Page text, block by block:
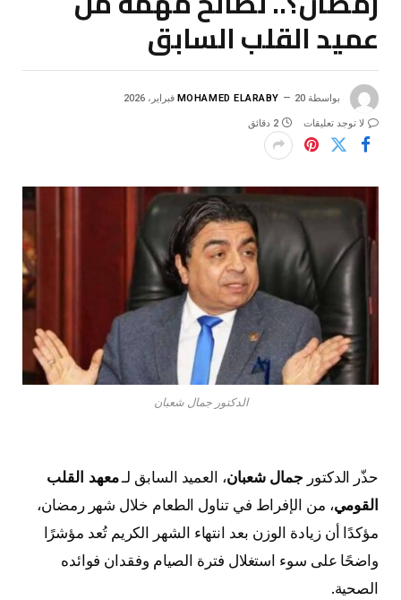
عميد القلب السابق
بواسطة MOHAMED ELARABY 20 فبراير، 2026
لا توجد تعليقات 2 دقائق
الدكتور جمال شعبان
حذّر الدكتور جمال شعبان، العميد السابق لـمعهد القلب
القومي، من الإفراط في تناول الطعام خلال شهر رمضان،
مؤكدًا أن زيادة الوزن بعد انتهاء الشهر الكريم تُعد مؤشرًا
واضحًا على سوء استغلال فترة الصيام وفقدان فوائده
الصحية.